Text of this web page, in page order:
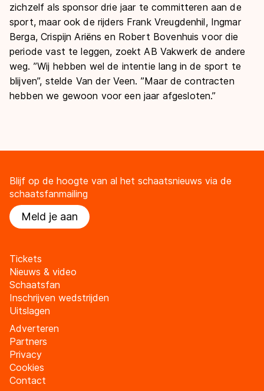
zichzelf als sponsor drie jaar te committeren aan de
sport, maar ook de rijders Frank Vreugdenhil, Ingmar
Berga, Crispijn Ariëns en Robert Bovenhuis voor die
periode vast te leggen, zoekt AB Vakwerk de andere
weg. ’’Wij hebben wel de intentie lang in de sport te
blijven’’, stelde Van der Veen. ’’Maar de contracten
hebben we gewoon voor een jaar afgesloten.’’
Blijf op de hoogte van al het schaatsnieuws via de
schaatsfanmailing
Meld je aan
Tickets
Nieuws & video
Schaatsfan
Inschrijven wedstrijden
Uitslagen
Adverteren
Partners
Privacy
Cookies
Contact